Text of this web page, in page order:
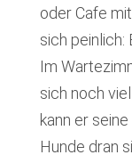
oder Cafe
sich peinlich:
Im
sich noch
kann er
Hunde dran